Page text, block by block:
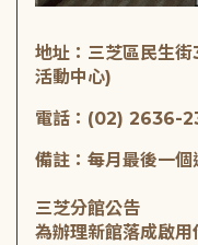
地址：三芝區民生
活動中心)
電話：(02) 2636-
備註：每月最後一
三芝分館公告
為辦理新館落成啟